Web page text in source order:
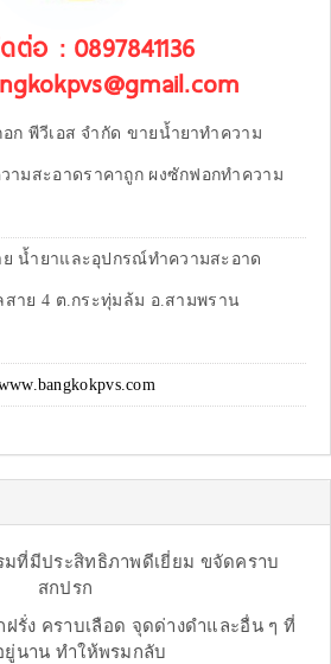
ต่อ : 0897841136
ก พีวีเอส จำกัด ขายน้ำยาทำความ
ามสะอาดราคาถูก ผงซักฟอกทำความ
น้ำยาและอุปกรณ์ทำความสะอาด
าย 4 ต.กระทุ่มล้ม อ.สามพราน
ที่มีประสิทธิภาพดีเยี่ยม ขจัดคราบ
สกปรก
รั่ง คราบเลือด จุดด่างดำและอื่น ๆ ที่
ยู่นาน ทำให้พรมกลับ